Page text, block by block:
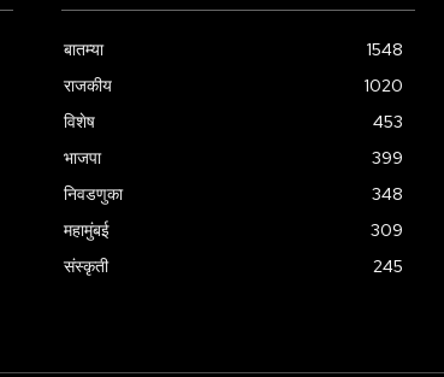
बातम्या
1548
राजकीय
1020
विशेष
453
भाजपा
399
निवडणुका
348
महामुंबई
309
संस्कृती
245